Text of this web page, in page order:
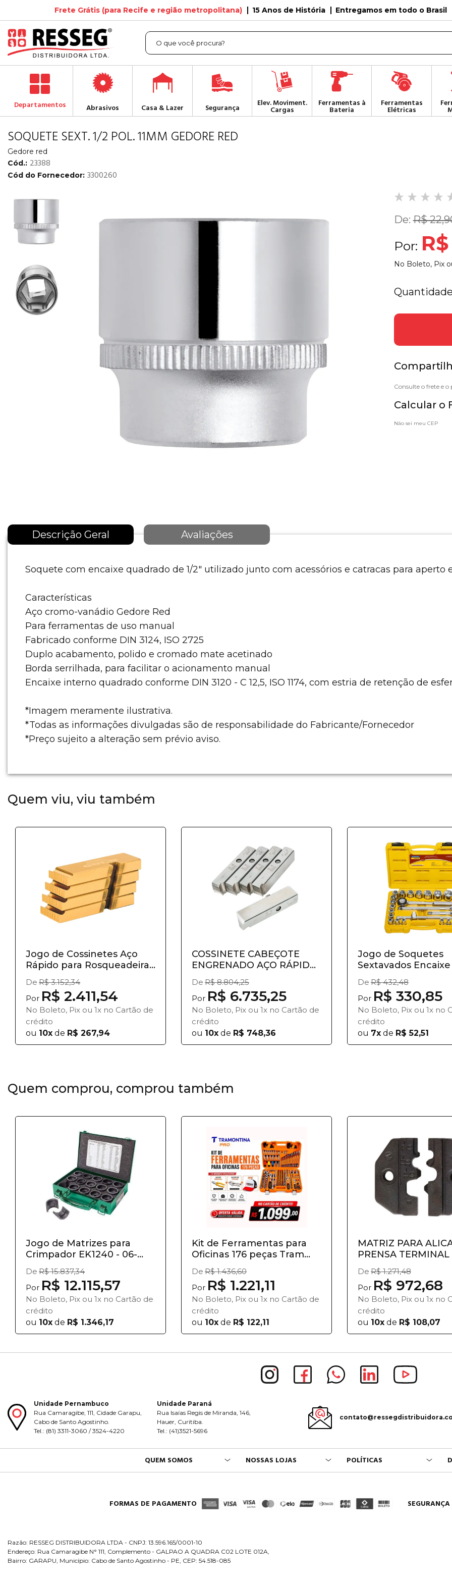
Frete Grátis (para Recife e região metropolitana) 15 Anos de História Entregamos em todo o Brasil
Departamentos Abrasivos Casa & Lazer Segurança
Elev. Moviment.
Cargas
Ferramentas à
Bateria
Ferramentas
Elétricas
SOQUETE SEXT. 1/2 POL. 11MM GEDORE RED
Gedore red
Cód.: 23388
Cód do Fornecedor: 3300260
De:R$
Por: R$
No Boleto, Pix
Calcular o
Não sei meu CEP
Descrição Geral Avaliações
Soquete com encaixe quadrado de 1/2" utilizado junto com acessórios e catracas para aperto
Características
Aço cromo-vanádio Gedore Red
Para ferramentas de uso manual
Fabricado conforme DIN 3124, ISO 2725
Duplo acabamento, polido e cromado mate acetinado
Borda serrilhada, para facilitar o acionamento manual
Encaixe interno quadrado conforme DIN 3120 - C 12,5, ISO 1174, com estria de retenção de
*Imagem meramente ilustrativa.
*Todas as informações divulgadas são de responsabilidade do Fabricante/Fornecedor
*Preço sujeito a alteração sem prévio aviso.
Quem viu, viu também
Jogo de Cossinetes Aço
Rápido para Rosqueadeira...
De R$ 3.152,34
Por R$ 2.411,54
No Boleto, Pix ou 1x no Cartão de
crédito
ou 10x de R$ 267,94
COSSINETE CABEÇOTE
ENGRENADO AÇO RÁPIDO
- 4" A...
De R$ 8.804,25
Por R$ 6.735,25
No Boleto, Pix ou 1x no Cartão de
crédito
ou 10x de R$ 748,36
Jogo de Soquetes
Sextavados Encaixe
Tramon...
De R$ 432,48
Por R$ 330,85
No Boleto, Pix ou 1x no
crédito
ou 7x de R$ 52,51
Quem comprou, comprou também
Jogo de Matrizes para
Crimpador EK1240 - 06-
750...
De R$ 15.837,34
Por R$ 12.115,57
No Boleto, Pix ou 1x no Cartão de
crédito
ou 10x de R$ 1.346,17
Kit de Ferramentas para
Oficinas 176 peças Tram...
De R$ 1.436,60
Por R$ 1.221,11
No Boleto, Pix ou 1x no Cartão de
crédito
ou 10x de R$ 122,11
MATRIZ PARA
PRENSA
8MM 45...
De R$ 1.271,48
Por R$ 972,68
No Boleto, Pix ou 1x no
crédito
ou 10x de R$ 108,07
Unidade Pernambuco
Rua Camaragibe, 111, Cidade Garapu,
Cabo de Santo Agostinho.
Tel.: (81) 3311-3060 / 3524-4220
Unidade Paraná
Rua Isaías Regis de Miranda, 146,
Hauer, Curitiba.
Tel.: (41)3521-5696
QUEM SOMOS NOSSAS LOJAS POLÍTICAS
FORMAS DE PAGAMENTO SEGURANÇA
Razão: RESSEG DISTRIBUIDORA LTDA - CNPJ: 13.596.165/0001-10
Endereço: Rua Camaragibe N° 111, Complemento - GALPAO A QUADRA C02 LOTE 012A,
Bairro: GARAPU, Município: Cabo de Santo Agostinho - PE, CEP: 54.518-085